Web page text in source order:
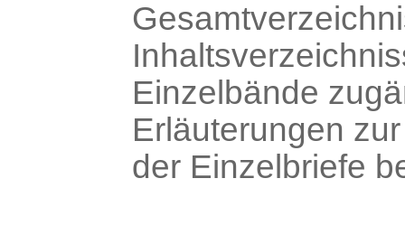
Einzelbände
Erläuterungen
der Einzelbriefe